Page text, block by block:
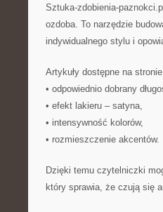
Sztuka-zdobienia-
ozdoba. To narzędzie
indywidualnego stylu i
Artykuły dostępne na
• odpowiednio dobrany
• efekt lakieru – satyna,
• intensywność kolorów,
• rozmieszczenie akcentów.
Dzięki temu czytelniczki
który sprawia, że czują się